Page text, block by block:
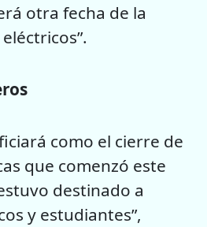
otra fecha de la
como el cierre de
que comenzó este
destinado a
y estudiantes”,